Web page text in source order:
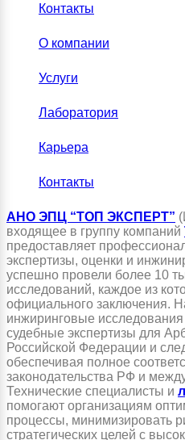
Контакты
О компании
Услуги
Лаборатория
Карьера
Контакты
АНО ЭПЦ “ТОП ЭКСПЕРТ”
входящее в группу компаний
предоставляет
экспертизы, оценки и
успешно провели более 10
исследований, каждое из
официального заключения.
инжиринговые
судебные экспертизы для
Российской Федерации и
обеспечивая полное
законодательства РФ и
Технические специалисты и
помогают организациям
процессы, минимизировать
стратегических целей с